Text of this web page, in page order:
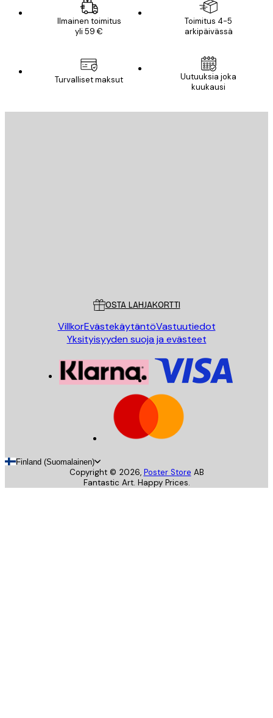
Ilmainen toimitus
yli 59 €
Toimitus 4-5
arkipäivässä
Turvalliset maksut
Uutuuksia joka
kuukausi
OSTA LAHJAKORTTI
VillkorEvästekäytäntöVastuutiedot
Yksityisyyden suoja ja evästeet
Finland (Suomalainen)
Copyright © 2026, Poster Store AB
Fantastic Art. Happy Prices.